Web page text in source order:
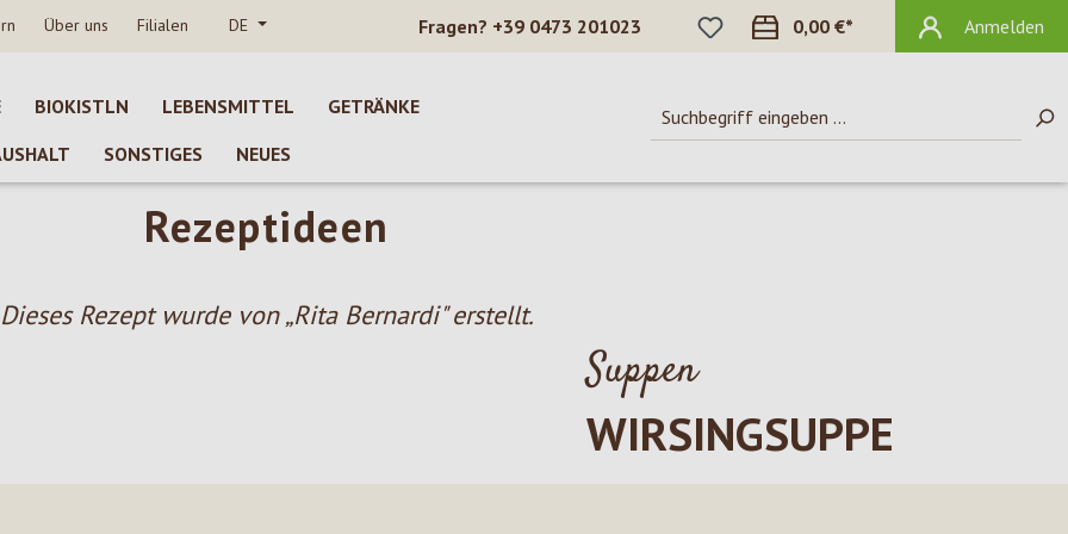
Über uns Filialen DE Fragen? +39 0473 201023
DU HAST 0 PRODUKTE AUF DEM
0,00 €* Anmelden
BIOKISTLN LEBENSMITTEL
GETRÄNKE
SONSTIGES NEUES
Rezeptideen
Dieses Rezept wurde von „Rita Bernardi" erstellt.
Suppen
WIRSINGSUPPE